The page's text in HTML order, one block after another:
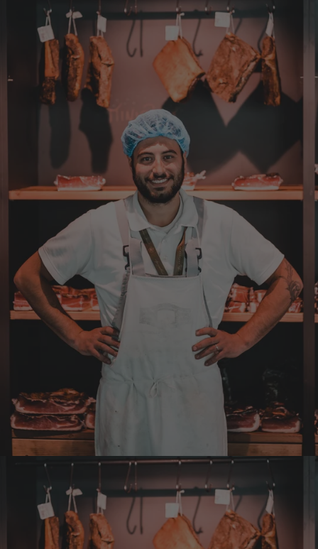
Wolfgang
Verifizierter Kunde
Qualität, Geschmack die Lieferung und die
Verpackung, alles super. Bei kleinen
Problemen wurde sofort geholfen. Hier kann
man ohne bedenken bestellen.
Verifizierter Kunde
Sehr gute Produkte und auch eine schnelle
Lieferung. Produkte auch lange haltbar.
Verifizierter Kunde
Die Ware wurde sehr schnell geliefert und ich
habe sie dann auch gleich probiert und es ist
natürlich ein wunderbarer Geschmack aus
Tirol und ich bin froh, dass sie so eine gute
Qualität liefert
Christa
Der Schinken schmeckt sehr gut durch die
Bergkräuter. Ich würde mir wünschen
einzelne Teile zu bestellen. Meistens sind es
Pakete. Bin Rentnerin und brauche nicht so
viel.
7.8.2026